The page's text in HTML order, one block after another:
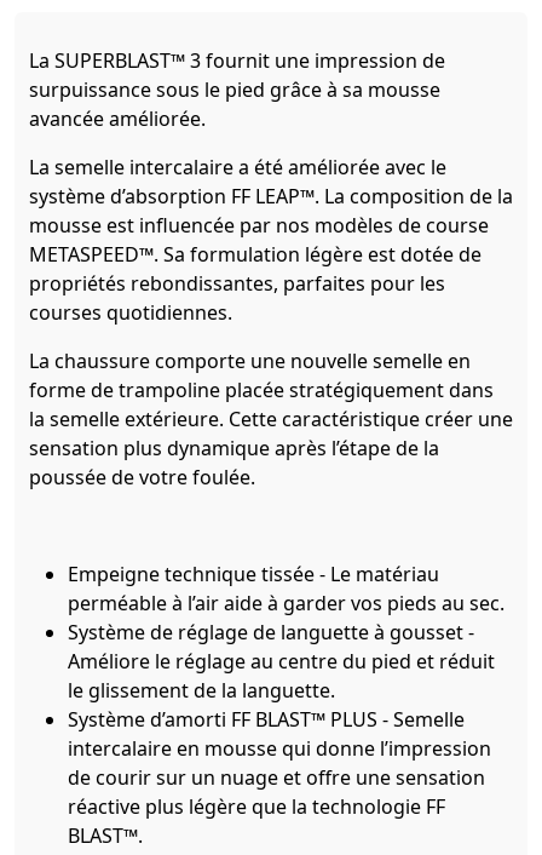
La SUPERBLAST™ 3 fournit une impression de
surpuissance sous le pied grâce à sa mousse
avancée améliorée.
La semelle intercalaire a été améliorée avec le
système d’absorption FF LEAP™. La composition de la
mousse est influencée par nos modèles de course
METASPEED™. Sa formulation légère est dotée de
propriétés rebondissantes, parfaites pour les
courses quotidiennes.
La chaussure comporte une nouvelle semelle en
forme de trampoline placée stratégiquement dans
la semelle extérieure. Cette caractéristique créer une
sensation plus dynamique après l’étape de la
poussée de votre foulée.
Empeigne technique tissée - Le matériau
perméable à l’air aide à garder vos pieds au sec.
Système de réglage de languette à gousset -
Améliore le réglage au centre du pied et réduit
le glissement de la languette.
Système d’amorti FF BLAST™ PLUS - Semelle
intercalaire en mousse qui donne l’impression
de courir sur un nuage et offre une sensation
réactive plus légère que la technologie FF
BLAST™.